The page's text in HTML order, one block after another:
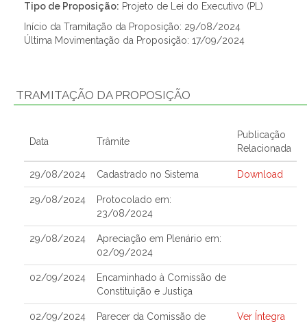
Tipo de Proposição: Projeto de Lei do Executivo (PL)
Início da Tramitação da Proposição: 29/08/2024
Última Movimentação da Proposição: 17/09/2024
TRAMITAÇÃO DA PROPOSIÇÃO
Data Trâmite
Publicação
Relacionada
29/08/2024 Cadastrado no Sistema Download
29/08/2024
Protocolado em:
23/08/2024
29/08/2024
Apreciação em Plenário em:
02/09/2024
02/09/2024
Encaminhado à Comissão de
Constituição e Justiça
02/09/2024
Parecer da Comissão de
Ver Íntegra